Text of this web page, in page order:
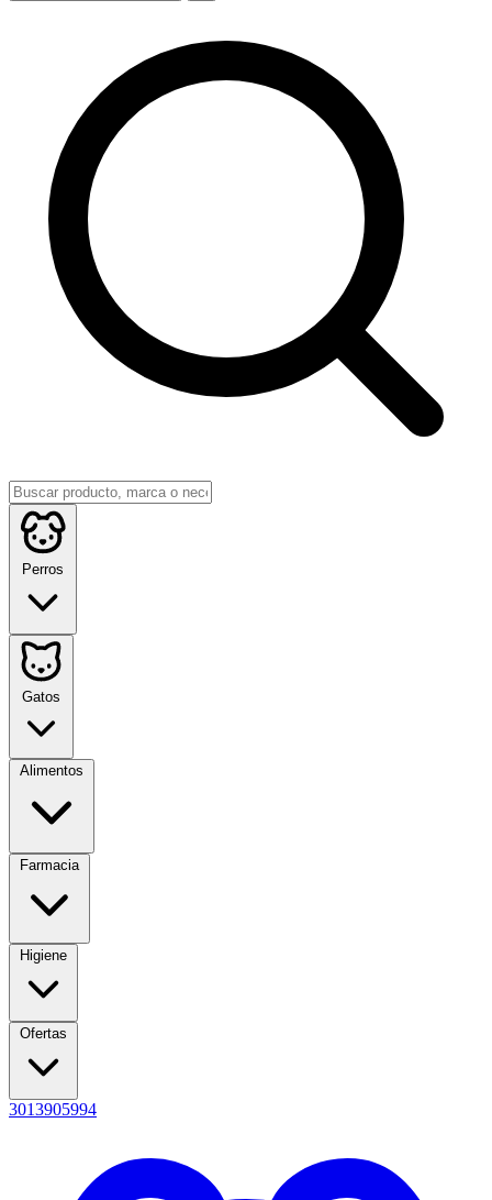
Perros
Gatos
Alimentos
Farmacia
Higiene
Ofertas
3013905994